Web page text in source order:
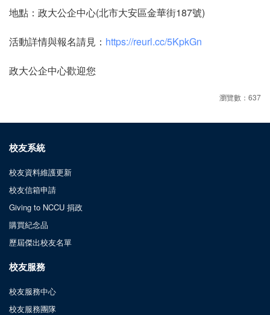
地點：政大公企中心(北市大安區金華街187號)
活動詳情與報名請見： https://reurl.cc/5KpkGn
政大公企中心歡迎您
瀏覽數：637
校友系統
校友資料維護更新
校友信箱申請
Giving to NCCU 捐政
購買紀念品
歷屆傑出校友名單
校友服務
校友服務中心
校友服務團隊